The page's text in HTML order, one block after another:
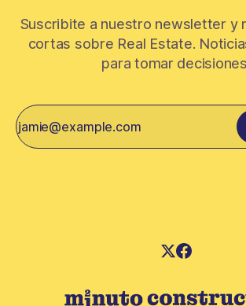
Suscribite a nuestro newsletter y
cortas sobre Real Estate.
para tomar